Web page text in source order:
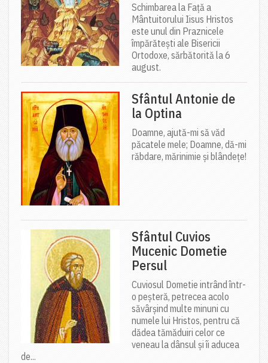
Schimbarea la Față a
Mântuitorului Iisus Hristos
este unul din Praznicele
împărătești ale Bisericii
Ortodoxe, sărbătorită la 6
august.
Sfântul Antonie de
la Optina
Doamne, ajută-mi să văd
păcatele mele; Doamne, dă-mi
răbdare, mărinimie şi blândeţe!
Sfântul Cuvios
Mucenic Dometie
Persul
Cuviosul Dometie intrând într-
o peșteră, petrecea acolo
săvârșind multe minuni cu
numele lui Hristos, pentru că
dădea tămăduiri celor ce
veneau la dânsul și îi aducea
de...